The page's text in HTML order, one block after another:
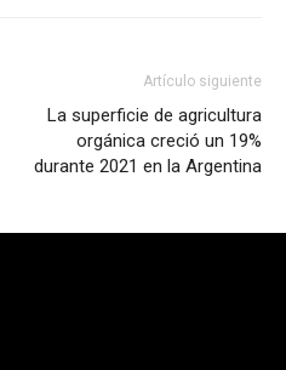
Artículo siguiente
La superficie de agricultura
orgánica creció un 19%
durante 2021 en la Argentina